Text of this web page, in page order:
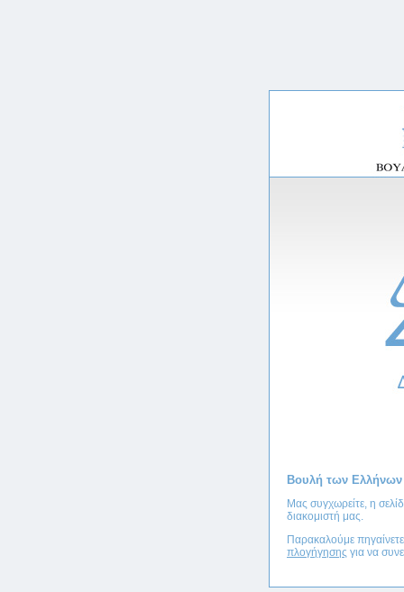
Βουλή των Ελλήνων
Μας συγχωρείτε, η
διακομιστή μας.
Παρακαλούμε
πλογήγησης για να